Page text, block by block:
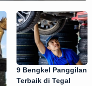
9 Bengkel Panggilan
Terbaik di Tegal